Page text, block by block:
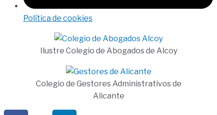
Política de cookies
Ilustre Colegio de Abogados de Alcoy
Colegio de Gestores Administrativos de
Alicante